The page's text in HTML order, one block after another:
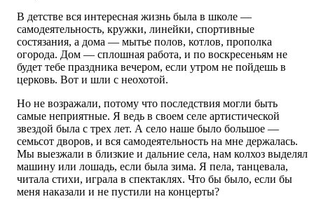
В детстве вся интересная жизнь была в школе —
самодеятельность, кружки, линейки, спортивные
состязания, а дома — мытье полов, котлов, прополка
огорода. Дом — сплошная работа, и по воскресеньям не
будет тебе праздника вечером, если утром не пойдешь в
церковь. Вот и шли с неохотой.
Но не возражали, потому что последствия могли быть
самые неприятные. Я ведь в своем селе артистической
звездой была с трех лет. А село наше было большое —
семьсот дворов, и вся самодеятельность на мне держалась.
Мы выезжали в близкие и дальние села, нам колхоз выделял
машину или лошадь, если была зима. Я пела, танцевала,
читала стихи, играла в спектаклях. Что бы было, если бы
меня наказали и не пустили на концерты?